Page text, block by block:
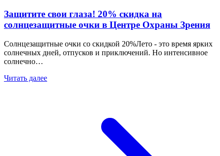
Защитите свои глаза! 20% скидка на
солнцезащитные очки в Центре Охраны Зрения
Солнцезащитные очки со скидкой 20%Лето - это время ярких
солнечных дней, отпусков и приключений. Но интенсивное
солнечно…
Читать далее